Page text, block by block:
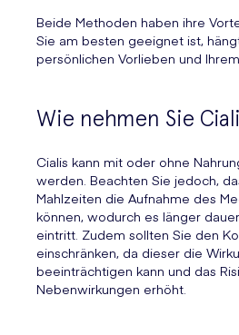
Beide Methoden haben ihre
Sie am besten geeignet ist,
persönlichen Vorlieben und
Wie nehmen Sie
Cialis kann mit oder ohne
werden. Beachten Sie jedoch,
Mahlzeiten die Aufnahme des
können, wodurch es länger
eintritt. Zudem sollten Sie den
einschränken, da dieser die
beeinträchtigen kann und das
Nebenwirkungen erhöht.